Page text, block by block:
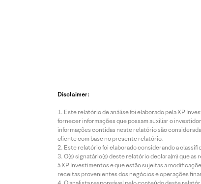
Disclaimer:
Este relatório de análise foi elaborado pela XP
fornecer informações que possam auxiliar o
informações contidas neste relatório são
cliente com base no presente relatório.
Este relatório foi elaborado considerando a
O(s) signatário(s) deste relatório declara(m) que
à XP Investimentos e que estão sujeitas a
receitas provenientes dos negócios e operações